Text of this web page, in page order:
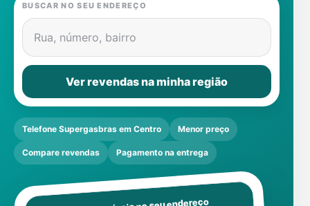
Contatos
BUSCAR NO SEU ENDEREÇO
Rua, número, bairro
Ver revendas na minha região
Telefone Supergasbras em Centro Menor preço
Compare revendas Pagamento na entrega